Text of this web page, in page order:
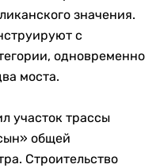
значения.
с
одновременно
моста.
участок трассы
общей
Строительство